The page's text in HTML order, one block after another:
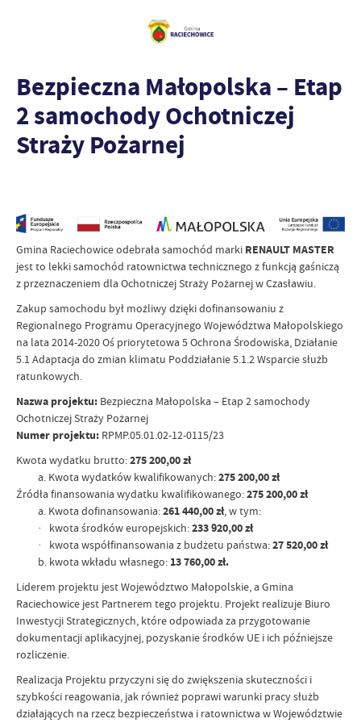
Bezpieczna Małopolska – Etap
2 samochody Ochotniczej
Straży Pożarnej
Gmina Raciechowice odebrała samochód marki RENAULT MASTER
jest to lekki samochód ratownictwa technicznego z funkcją gaśniczą
z przeznaczeniem dla Ochotniczej Straży Pożarnej w Czasławiu.
Zakup samochodu był możliwy dzięki dofinansowaniu z
Regionalnego Programu Operacyjnego Województwa Małopolskiego
na lata 2014-2020 Oś priorytetowa 5 Ochrona Środowiska, Działanie
5.1 Adaptacja do zmian klimatu Poddziałanie 5.1.2 Wsparcie służb
ratunkowych.
Nazwa projektu: Bezpieczna Małopolska – Etap 2 samochody
Ochotniczej Straży Pożarnej
Numer projektu: RPMP.05.01.02-12-0115/23
Kwota wydatku brutto:275 200,00 zł
a. Kwota wydatków kwalifikowanych:275 200,00 zł
Źródła finansowania wydatku kwalifikowanego:275 200,00 zł
a. Kwota dofinansowania:261 440,00 zł, w tym:
·
kwota środków europejskich:233 920,00 zł
· kwota współfinansowania z budżetu państwa:27 520,00 zł
b. kwota wkładu własnego: 13 760,00 zł.
Liderem projektu jest Województwo Małopolskie, a Gmina
Raciechowice jest Partnerem tego projektu. Projekt realizuje Biuro
Inwestycji Strategicznych, które odpowiada za przygotowanie
dokumentacji aplikacyjnej, pozyskanie środków UE i ich późniejsze
rozliczenie.
Realizacja Projektu przyczyni się do zwiększenia skuteczności i
szybkości reagowania, jak również poprawi warunki pracy służb
działających na rzecz bezpieczeństwa i ratownictwa w Województwie